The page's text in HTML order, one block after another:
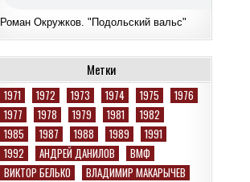
Роман Окружков. "Подольский вальс"
Метки
1971 1972 1973 1974 1975
1976
1977
1978 1979 1981
1982
1985
1987 1988 1989
1991
1992
АНДРЕЙ ДАНИЛОВ
ВМФ
ВИКТОР БЕЛЬКО
ВЛАДИМИР МАКАРЫЧЕВ